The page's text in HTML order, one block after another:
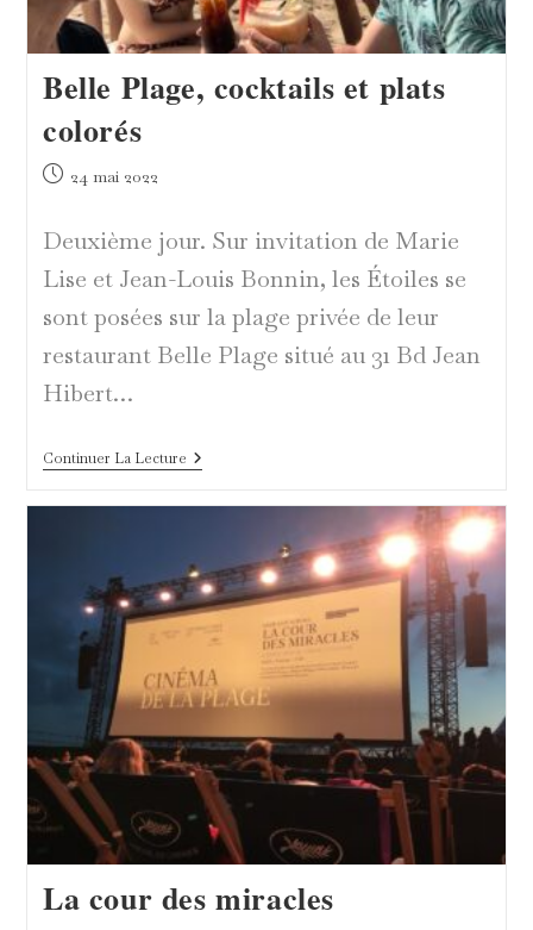
Belle Plage, cocktails et plats
colorés
Publication
24 mai 2022
Deuxième jour. Sur invitation de Marie
Lise et Jean-Louis Bonnin, les Étoiles se
sont posées sur la plage privée de leur
restaurant Belle Plage situé au 31 Bd Jean
Hibert…
Continuer La LectureBelle
Plage,
La cour des miracles